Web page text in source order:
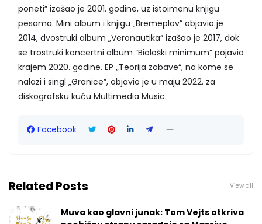
poneti” izašao je 2001. godine, uz istoimenu knjigu
pesama. Mini album i knjigu „Bremeplov” objavio je
2014, dvostruki album „Veronautika” izašao je 2017, dok
se trostruki koncertni album “Biološki minimum” pojavio
krajem 2020. godine. EP „Teorija zabave“, na kome se
nalazi i singl „Granice”, objavio je u maju 2022. za
diskografsku kuću Multimedia Music.
Facebook
Related Posts View all
Muva kao glavni junak: Tom Vejts otkriva